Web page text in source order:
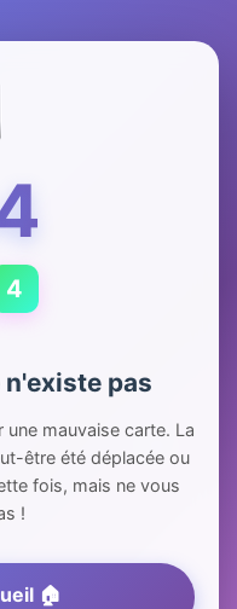
4
n'existe pas
mauvaise carte. La
être été déplacée ou
fois, mais ne vous
!
🏠